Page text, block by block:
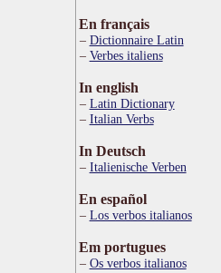
En français
Dictionnaire Latin
Verbes italiens
In english
Latin Dictionary
Italian Verbs
In Deutsch
Italienische Verben
En español
Los verbos italianos
Em portugues
Os verbos italianos